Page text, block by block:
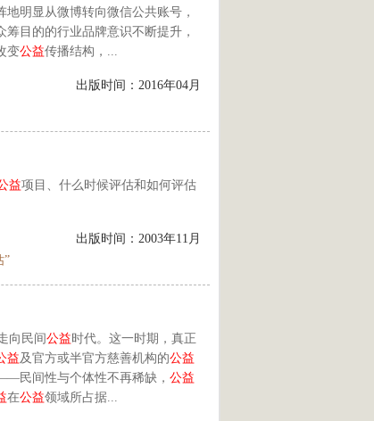
地明显从微博转向微信公共账号，
筹目的的行业品牌意识不断提升，
变公益传播结构，...
出版时间：2016年04月
益项目、什么时候评估和如何评估
出版时间：2003年11月
”
向民间公益时代。这一时期，真正
益及官方或半官方慈善机构的公益
民间性与个体性不再稀缺， 公益
在公益领域所占据...